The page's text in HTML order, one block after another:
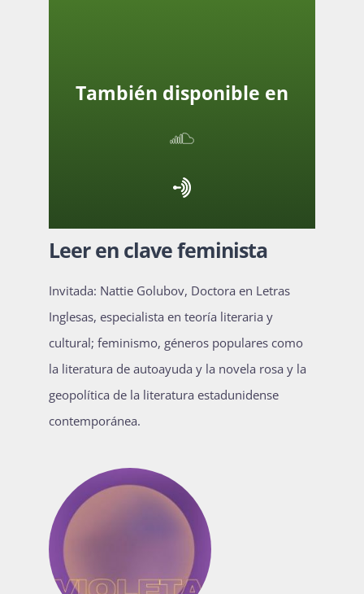
Blog
Recursos
Súmate
Publicaciones
También disponible en
Leer en clave feminista
Invitada: Nattie Golubov, Doctora en Letras
Inglesas, especialista en teoría literaria y
cultural; feminismo, géneros populares como
la literatura de autoayuda y la novela rosa y la
geopolítica de la literatura estadunidense
contemporánea.